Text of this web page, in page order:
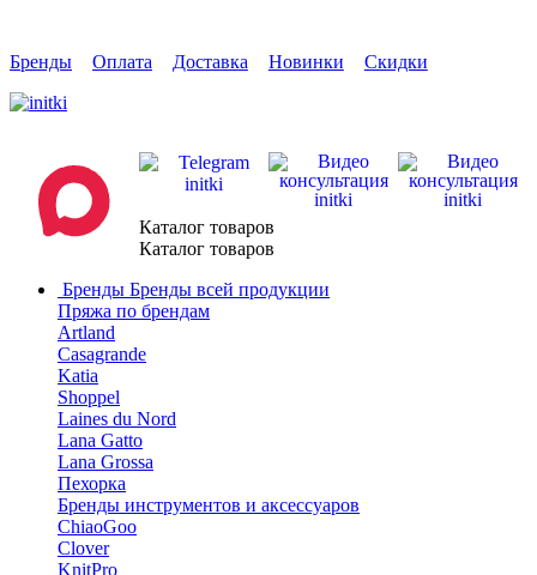
Бренды Оплата Доставка Новинки Скидки
Каталог товаров
Каталог товаров
Бренды Бренды всей продукции
Пряжа по брендам
Artland
Casagrande
Katia
Shoppel
Laines du Nord
Lana Gatto
Lana Grossa
Пехорка
Бренды инструментов и аксессуаров
ChiaoGoo
Clover
KnitPro